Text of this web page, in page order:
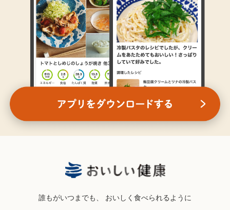
誰もがいつまでも、 おいしく食べられるように